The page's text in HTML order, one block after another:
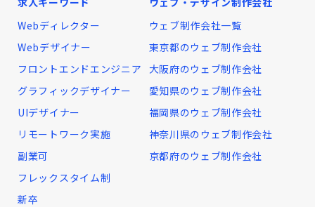
Webディレクター
Webデザイナー
フロントエンドエンジニア
グラフィックデザイナー
UIデザイナー
リモートワーク実施
副業可
フレックスタイム制
新卒
ウェブ制作会社一覧
東京都のウェブ制作会社
大阪府のウェブ制作会社
愛知県のウェブ制作会社
福岡県のウェブ制作会社
神奈川県のウェブ制作会社
京都府のウェブ制作会社